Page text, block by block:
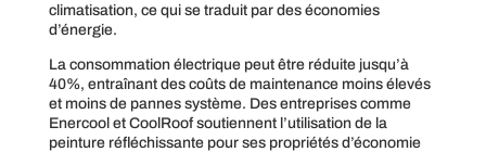
climatisation, ce qui se traduit par des économies
d’énergie.
La consommation électrique peut être réduite jusqu’à
40%, entraînant des coûts de maintenance moins élevés
et moins de pannes système. Des entreprises comme
Enercool et CoolRoof soutiennent l’utilisation de la
peinture réfléchissante pour ses propriétés d’économie